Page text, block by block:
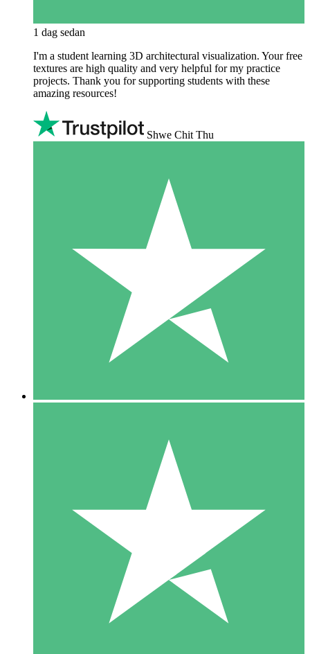
1 dag sedan
I'm a student learning 3D architectural visualization. Your free
textures are high quality and very helpful for my practice
projects. Thank you for supporting students with these
amazing resources!
Shwe Chit Thu